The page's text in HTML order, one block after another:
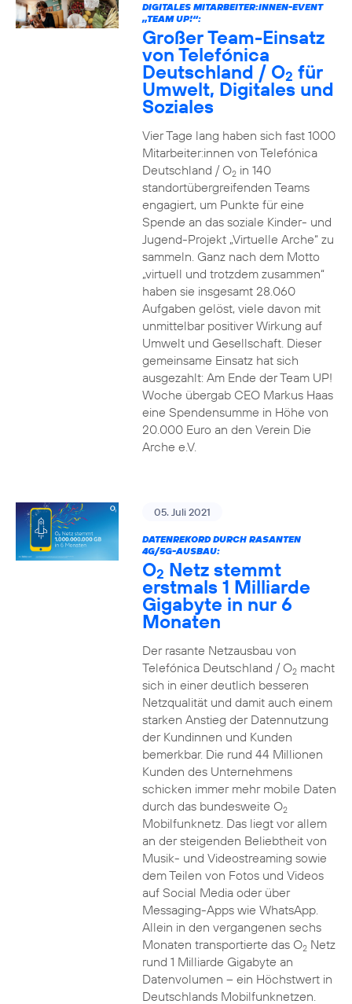
DIGITALES MITARBEITER:INNEN-EVENT
„TEAM UP!“:
Großer Team-Einsatz
von Telefónica
Deutschland / O2 für
Umwelt, Digitales und
Soziales
Vier Tage lang haben sich fast 1000
Mitarbeiter:innen von Telefónica
Deutschland / O2in 140
standortübergreifenden Teams
engagiert, um Punkte für eine
Spende an das soziale Kinder- und
Jugend-Projekt „Virtuelle Arche“ zu
sammeln. Ganz nach dem Motto
„virtuell und trotzdem zusammen“
haben sie insgesamt 28.060
Aufgaben gelöst, viele davon mit
unmittelbar positiver Wirkung auf
Umwelt und Gesellschaft. Dieser
gemeinsame Einsatz hat sich
ausgezahlt: Am Ende der Team UP!
Woche übergab CEO Markus Haas
eine Spendensumme in Höhe von
20.000 Euro an den Verein Die
Arche e.V.
05. Juli 2021
DATENREKORD DURCH RASANTEN
4G/5G-AUSBAU:
O2 Netz stemmt
erstmals 1 Milliarde
Gigabyte in nur 6
Monaten
Der rasante Netzausbau von
Telefónica Deutschland / O2macht
sich in einer deutlich besseren
Netzqualität und damit auch einem
starken Anstieg der Datennutzung
der Kundinnen und Kunden
bemerkbar. Die rund 44 Millionen
Kunden des Unternehmens
schicken immer mehr mobile Daten
durch das bundesweite O2
Mobilfunknetz. Das liegt vor allem
an der steigenden Beliebtheit von
Musik- und Videostreaming sowie
dem Teilen von Fotos und Videos
auf Social Media oder über
Messaging-Apps wie WhatsApp.
Allein in den vergangenen sechs
Monaten transportierte das O2Netz
rund 1 Milliarde Gigabyte an
Datenvolumen – ein Höchstwert in
Deutschlands Mobilfunknetzen.